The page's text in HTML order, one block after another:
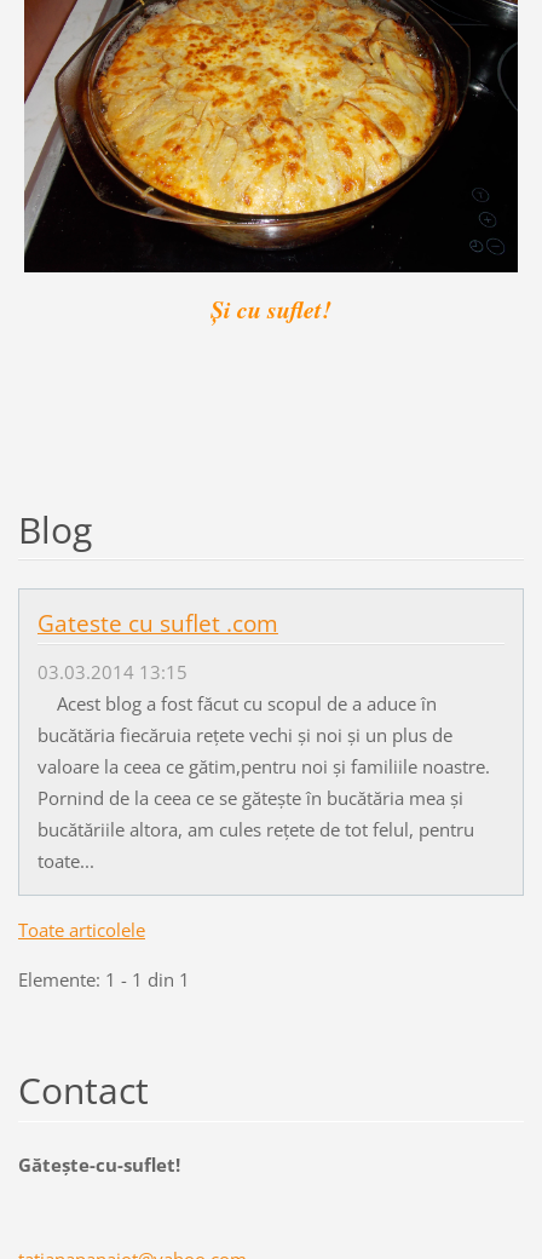
Și cu suflet!
Blog
Gateste cu suflet .com
03.03.2014 13:15
Acest blog a fost făcut cu scopul de a aduce în
bucătăria fiecăruia rețete vechi și noi și un plus de
valoare la ceea ce gătim,pentru noi și familiile noastre.
Pornind de la ceea ce se gătește în bucătăria mea și
bucătăriile altora, am cules rețete de tot felul, pentru
toate...
Toate articolele
Elemente: 1 - 1 din 1
Contact
Găteşte-cu-suflet!